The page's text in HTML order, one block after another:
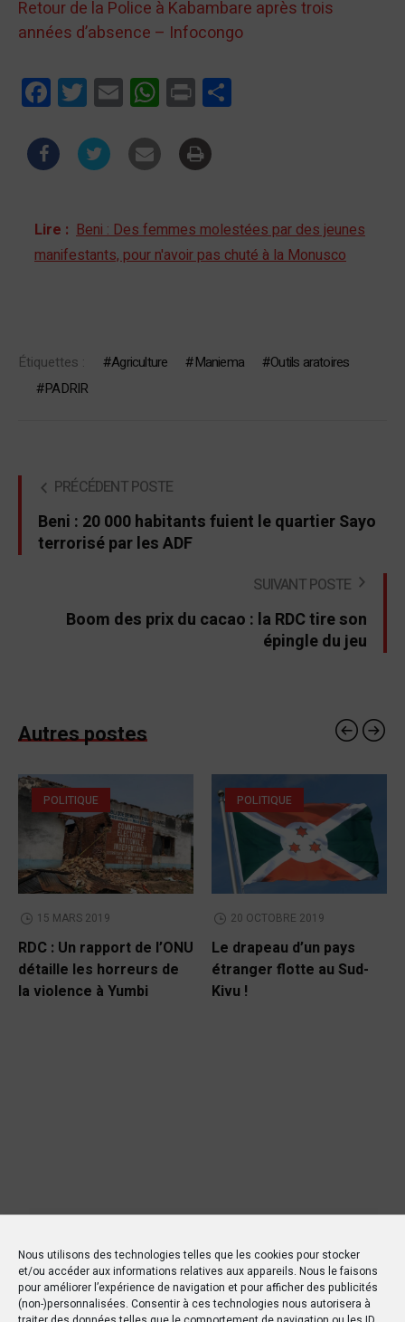
Nous utilisons des technologies telles que les cookies pour stocker
et/ou accéder aux informations relatives aux appareils. Nous le faisons
pour améliorer l’expérience de navigation et pour afficher des publicités
(non-)personnalisées. Consentir à ces technologies nous autorisera à
Retour de la Police à Kabambare après trois
années d’absence – Infocongo
FacebookTwitterEmail WhatsApp
Print
Lire : Beni : Des femmes molestées par des jeunes
manifestants, pour n'avoir pas chuté à la Monusco
Étiquettes : Agriculture Maniema
Outils aratoires
PADRIR
PRÉCÉDENT POSTE
Beni : 20 000 habitants fuient le quartier Sayo
terrorisé par les ADF
SUIVANT POSTE
Boom des prix du cacao : la RDC tire son
épingle du jeu
Autres postes
POLITIQUE
15 MARS 2019
RDC : Un rapport de l’ONU
détaille les horreurs de
la violence à Yumbi
POLITIQUE
20 OCTOBRE 2019
Le drapeau d’un pays
étranger flotte au Sud-
Kivu !